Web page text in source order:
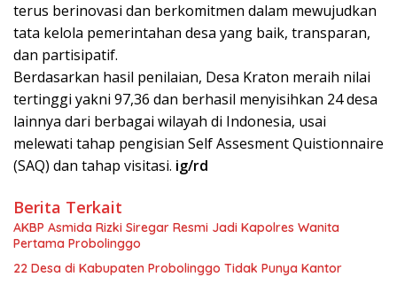
terus berinovasi dan berkomitmen dalam mewujudkan
tata kelola pemerintahan desa yang baik, transparan,
dan partisipatif.
Berdasarkan hasil penilaian, Desa Kraton meraih nilai
tertinggi yakni 97,36 dan berhasil menyisihkan 24 desa
lainnya dari berbagai wilayah di Indonesia, usai
melewati tahap pengisian Self Assesment Quistionnaire
(SAQ) dan tahap visitasi. ig/rd
Berita Terkait
AKBP Asmida Rizki Siregar Resmi Jadi Kapolres Wanita
Pertama Probolinggo
22 Desa di Kabupaten Probolinggo Tidak Punya Kantor